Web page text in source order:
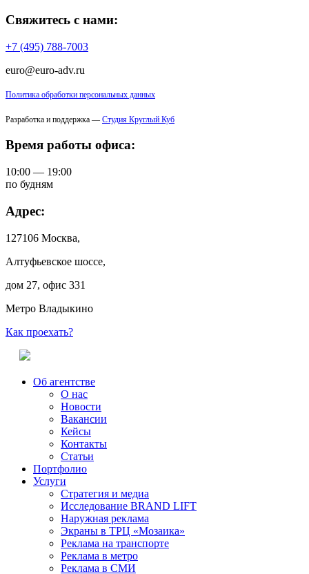
Свяжитесь с нами:
+7 (495) 788-7003
euro@euro-adv.ru
Политика обработки персональных данных
Разработка и поддержка — Студия Круглый Куб
Время работы офиса:
10:00 — 19:00
по будням
Адрес:
127106 Москва,
Алтуфьевское шоссе,
дом 27, офис 331
Метро Владыкино
Как проехать?
Об агентстве
О нас
Новости
Вакансии
Кейсы
Контакты
Статьи
Портфолио
Услуги
Стратегия и медиа
Исследование BRAND LIFT
Наружная реклама
Экраны в ТРЦ «Мозаика»
Реклама на транспорте
Реклама в метро
Реклама в СМИ